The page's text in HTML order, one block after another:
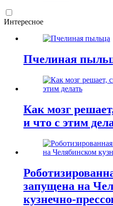
Интересное
Пчелиная
Как мозг
и что с этим
запущена на
кузнечно-